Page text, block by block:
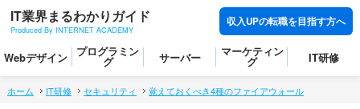
IT業界まるわかりガイド
Produced By INTERNET ACADEMY
収入UPの転職を目指す方へ
Webデザイン プログラミン
グ サーバー マーケティン
グ IT研修
ホーム IT研修 セキュリティ 覚えておくべき4種のファイアウォール